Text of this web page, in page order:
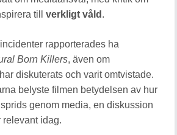
till verkligt våld .
rapporterades ha
Born Killers, även om
diskuterats och varit omtvistade.
belyste filmen betydelsen av hur
genom media, en diskussion
relevant idag.